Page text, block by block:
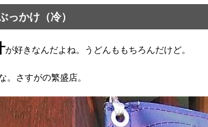
っかけ（冷）
が好きなんだよね。うどんももちろんだけど。
。さすがの繁盛店。